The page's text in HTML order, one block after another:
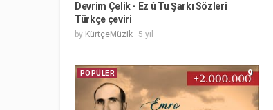
Devrim Çelik - Ez û Tu Şarkı Sözleri
Türkçe çeviri
by KürtçeMüzik 5 yıl
9
POPÜLER